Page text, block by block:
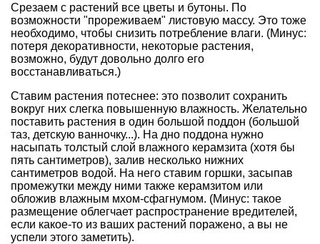
Срезаем с растений все цветы и бутоны. По
возможности "прореживаем" листовую массу. Это тоже
необходимо, чтобы снизить потребление влаги. (Минус:
потеря декоративности, некоторые растения,
возможно, будут довольно долго его
восстанавливаться.)
Ставим растения потеснее: это позволит сохранить
вокруг них слегка повышенную влажность. Желательно
поставить растения в один большой поддон (большой
таз, детскую ванночку...). На дно поддона нужно
насыпать толстый слой влажного керамзита (хотя бы
пять сантиметров), залив несколько нижних
сантиметров водой. На него ставим горшки, засыпав
промежутки между ними также керамзитом или
обложив влажным мхом-сфагнумом. (Минус: такое
размещение облегчает распространение вредителей,
если какое-то из ваших растений поражено, а вы не
успели этого заметить).